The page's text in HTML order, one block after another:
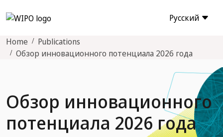
Русский
Home
Publications
Обзор инновационного потенциала 2026 года
Обзор инновационного
потенциала 2026 года